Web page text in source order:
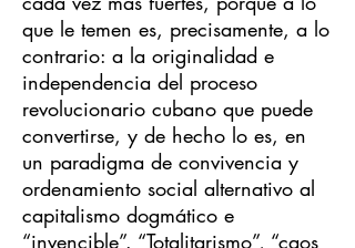
que le temen es, precisamente, a lo
contrario: a la originalidad e
independencia del proceso
revolucionario cubano que puede
convertirse, y de hecho lo es, en
un paradigma de convivencia y
ordenamiento social alternativo al
capitalismo dogmático e
“invencible”. “Totalitarismo”, “caos